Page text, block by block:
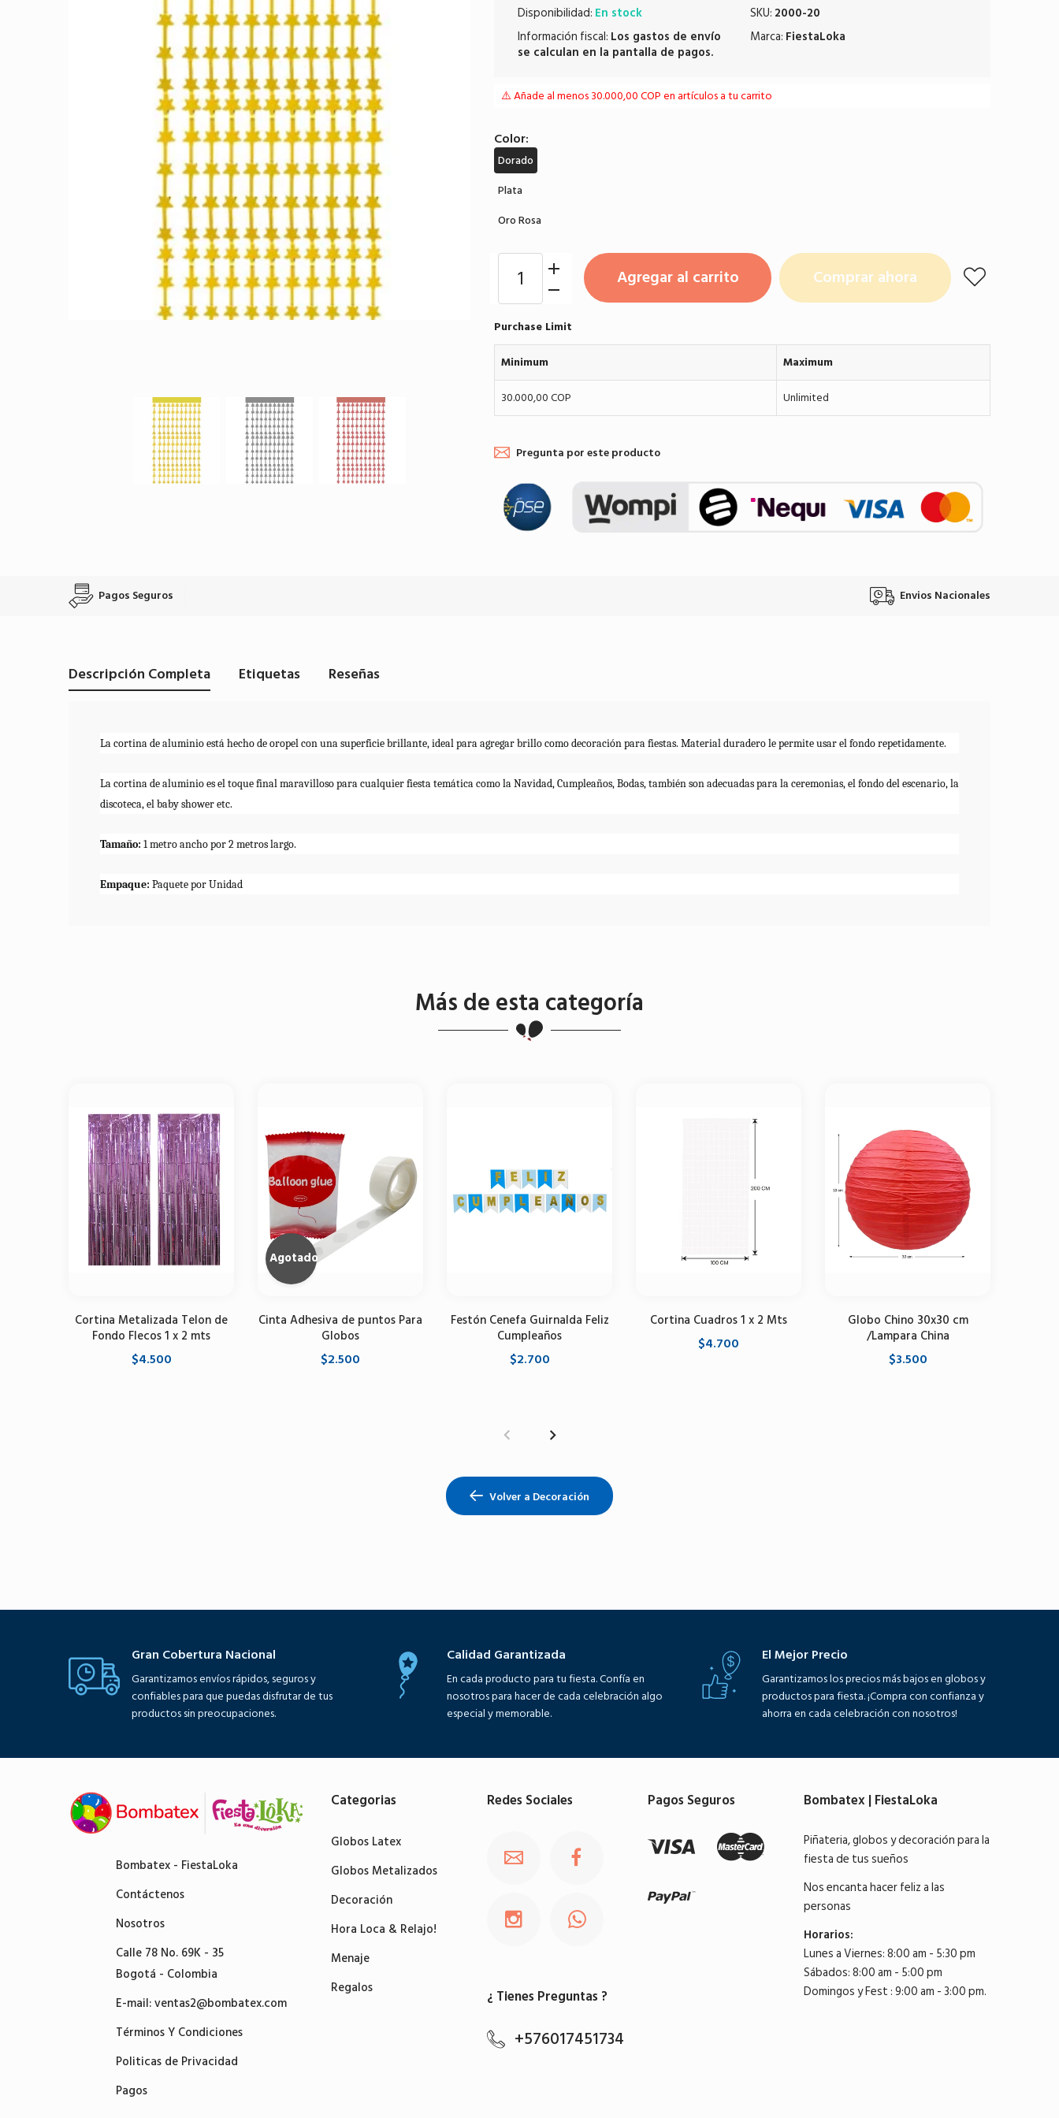
Disponibilidad: En stock
Información fiscal: Los gastos de envío
se calculan en la pantalla de pagos.
SKU: 2000-20
Marca: FiestaLoka
⚠️ Añade al menos 30.000,00 COP en artículos a tu carrito
Color:
Dorado
Plata
Oro Rosa
Agregar al carrito Comprar ahora
Purchase Limit
Minimum
Maximum
30.000,00 COP
Unlimited
Pregunta por este producto
Pagos Seguros Envios Nacionales
Descripción Completa Etiquetas Reseñas
La cortina de aluminio está hecho de oropel con una superficie brillante, ideal para agregar brillo como decoración para fiestas. Material duradero le permite usar el fondo repetidamente.
La cortina de aluminio es el toque final maravilloso para cualquier fiesta temática como la Navidad, Cumpleaños, Bodas, también son adecuadas para la ceremonias, el fondo del escenario, la
discoteca, el baby shower etc.
Tamaño: 1 metro ancho por 2 metros largo.
Empaque: Paquete por Unidad
Más de esta categoría
Cortina Metalizada Telon de
Fondo Flecos 1 x 2 mts
$4.500
Agotado
Cinta Adhesiva de puntos Para
Globos
$2.500
Festón Cenefa Guirnalda Feliz
Cumpleaños
$2.700
Cortina Cuadros 1 x 2 Mts
$4.700
Globo Chino 30x30 cm
/Lampara China
$3.500
Volver a Decoración
Gran Cobertura Nacional
Garantizamos envíos rápidos, seguros y
confiables para que puedas disfrutar de tus
productos sin preocupaciones.
Calidad Garantizada
En cada producto para tu fiesta. Confía en
nosotros para hacer de cada celebración algo
especial y memorable.
El Mejor Precio
Garantizamos los precios más bajos en globos y
productos para fiesta. ¡Compra con confianza y
ahorra en cada celebración con nosotros!
Bombatex - FiestaLoka
Contáctenos
Nosotros
Calle 78 No. 69K - 35
Bogotá - Colombia
E-mail:ventas2@bombatex.com
Términos Y Condiciones
Politicas de Privacidad
Pagos
Categorias
Globos Latex
Globos Metalizados
Decoración
Hora Loca & Relajo!
Menaje
Regalos
Redes Sociales
¿ Tienes Preguntas ?
+576017451734
Pagos Seguros Bombatex | FiestaLoka
Piñateria, globos y decoración para la
fiesta de tus sueños
Nos encanta hacer feliz a las
personas
Horarios:
Lunes a Viernes: 8:00 am - 5:30 pm
Sábados: 8:00 am - 5:00 pm
Domingos y Fest : 9:00 am - 3:00 pm.